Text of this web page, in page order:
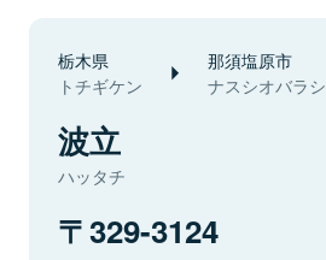
栃木県
トチギケン
那須塩原市
ナスシオバラシ
波立
ハッタチ
329-3124